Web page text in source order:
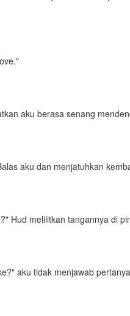
aku berasa senang
aku dan menjatuhkan
Hud melilitkan tangannya di
aku tidak menjawab